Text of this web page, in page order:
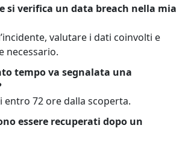
si verifica un data breach nella mia
valutare i dati coinvolti e
necessario.
tempo va segnalata una
entro 72 ore dalla scoperta.
essere recuperati dopo un